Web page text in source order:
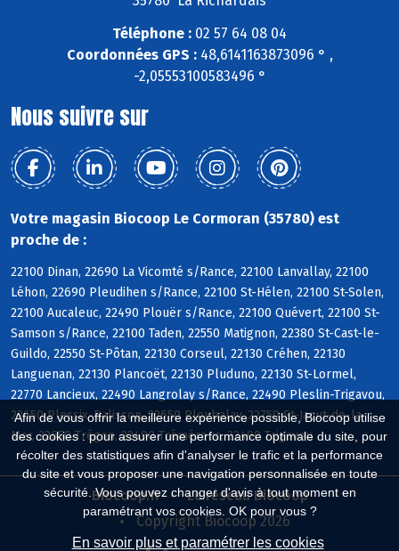
Afin de vous offrir la meilleure expérience possible, Biocoop utilise
des cookies : pour assurer une performance optimale du site, pour
récolter des statistiques afin d'analyser le trafic et la performance
du site et vous proposer une navigation personnalisée en toute
sécurité. Vous pouvez changer d'avis à tout moment en
paramétrant vos cookies. OK pour vous ?
En savoir plus et paramétrer les cookies
Téléphone : 02 57 64 08 04
Coordonnées GPS :48,6141163873096 ° ,
-2,05553100583496 °
Nous suivre sur
Votre magasin Biocoop Le Cormoran (35780) est
proche de :
22100 Dinan, 22690 La Vicomté s/Rance, 22100 Lanvallay, 22100
Léhon, 22690 Pleudihen s/Rance, 22100 St-Hélen, 22100 St-Solen,
22100 Aucaleuc, 22490 Plouër s/Rance, 22100 Quévert, 22100 St-
Samson s/Rance, 22100 Taden, 22550 Matignon, 22380 St-Cast-le-
Guildo, 22550 St-Pôtan, 22130 Corseul, 22130 Créhen, 22130
Languenan, 22130 Plancoët, 22130 Pluduno, 22130 St-Lormel,
22770 Lancieux, 22490 Langrolay s/Rance, 22490 Pleslin-Trigavou,
22650 Plessix-Balisson, 22650 Ploubalay, 22750 St-Jacut-de-la-
Mer, 22650 Trégon, 22490 Tréméreuc, 22490 Trigavou
Biocoop.fr
Le réseau Biocoop
Copyright Biocoop 2026